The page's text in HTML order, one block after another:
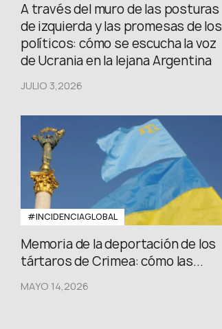
A través del muro de las posturas
de izquierda y las promesas de los
políticos: cómo se escucha la voz
de Ucrania en la lejana Argentina
JULIO 3,2026
#INCIDENCIAGLOBAL
Memoria de la deportación de los
tártaros de Crimea: cómo las...
MAYO 14,2026